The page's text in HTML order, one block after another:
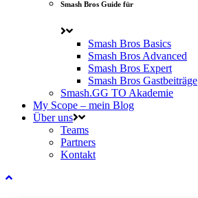
Smash Bros Guide für
Smash Bros Basics
Smash Bros Advanced
Smash Bros Expert
Smash Bros Gastbeiträge
Smash.GG TO Akademie
My Scope – mein Blog
Über uns
Teams
Partners
Kontakt